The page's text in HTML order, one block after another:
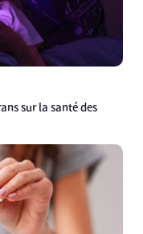
sur la santé des